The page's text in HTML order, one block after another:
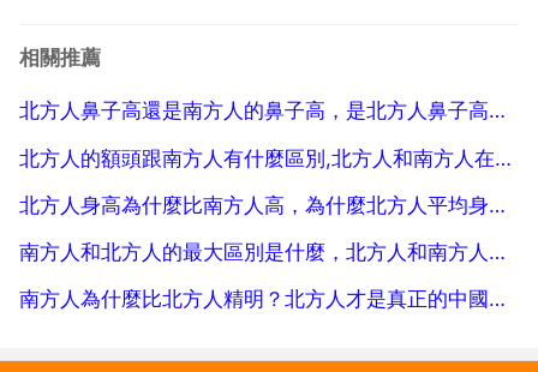
且臉要長一些，但是這個現在沒有那麼嚴格的說法了，
相關推薦
北方人鼻子高還是南方人的鼻子高，是北方人鼻子高還是南方人鼻子高？
北方人的額頭跟南方人有什麼區別,北方人和南方人在相貌上有什麼區別
北方人身高為什麼比南方人高，為什麼北方人平均身高比南方人高很多？
南方人和北方人的最大區別是什麼，北方人和南方人的性格有什麼區別？
南方人為什麼比北方人精明？北方人才是真正的中國人，造成北方人不夠精明的原因是什麼70分懸